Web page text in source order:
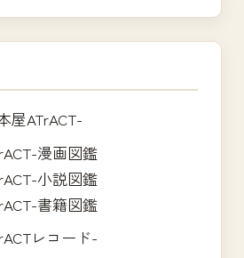
屋ATrACT-
漫画図鑑
小説図鑑
書籍図鑑
レコード-